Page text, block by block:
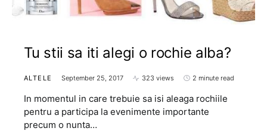
Tu stii sa iti alegi o rochie alba?
ALTELE September 25, 2017 323 views 2 minute read
In momentul in care trebuie sa isi aleaga rochiile
pentru a participa la evenimente importante
precum o nunta…